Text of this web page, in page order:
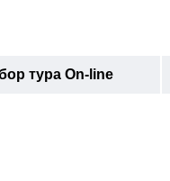
тура On-line